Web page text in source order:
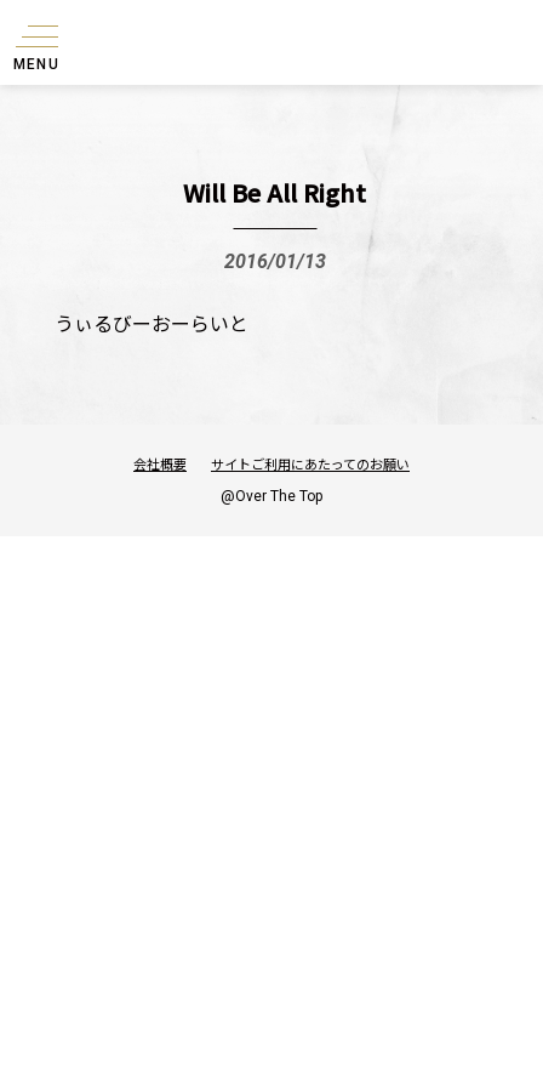
MENU
Will Be All Right
2016/01/13
うぃるびーおーらいと
会社概要 サイトご利用にあたってのお願い
@Over The Top